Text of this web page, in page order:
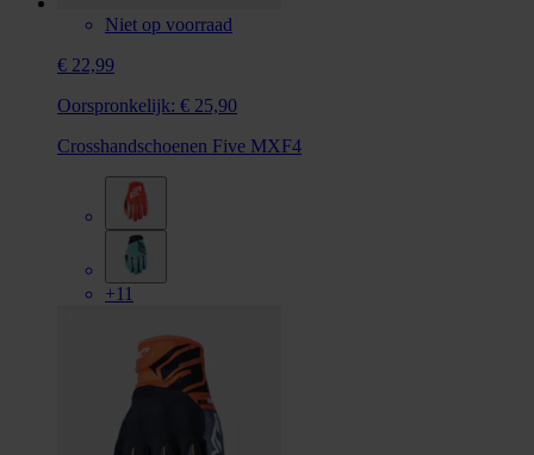
Niet op voorraad
€ 22,99
Oorspronkelijk: € 25,90
Crosshandschoenen Five MXF4
+11